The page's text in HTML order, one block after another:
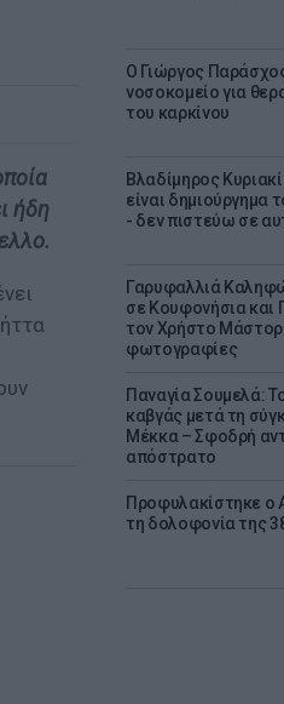
O Γιώργος
νοσοκομείο για
του καρκίνου
Βλαδίμηρος
είναι δημιούργημα
- δεν πιστεύω σε
Γαρυφαλλιά
σε Κουφονήσια και
τον Χρήστο
φωτογραφίες
Παναγία Σουμελά:
καβγάς μετά τη
Μέκκα – Σφοδρή
απόστρατο
Προφυλακίστηκε ο
τη δολοφονία της
ήδη